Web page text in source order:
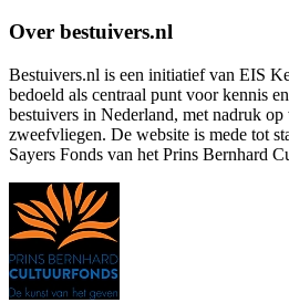
Over bestuivers.nl
Bestuivers.nl is een initiatief van EIS
bedoeld als centraal punt voor kennis
bestuivers in Nederland, met nadruk
zweefvliegen. De website is mede tot
Sayers Fonds van het Prins Bernhard